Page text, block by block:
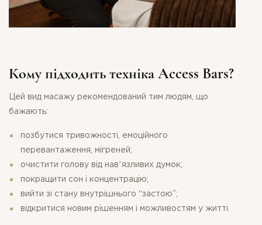
Кому підходить техніка Access Bars?
Цей вид масажу рекомендований тим людям, що
бажають:
позбутися тривожності, емоційного
перевантаження, мігреней;
очистити голову від навʼязливих думок;
покращити сон і концентрацію;
вийти зі стану внутрішнього “застою”;
відкритися новим рішенням і можливостям у житті.
ДЯКУЄМО ЗА ВАШУ